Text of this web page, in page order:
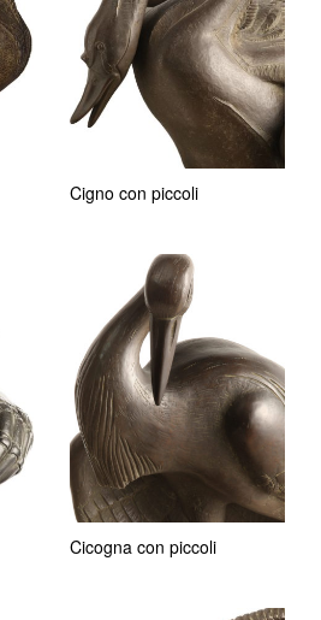
Cigno con piccoli
Cicogna con piccoli